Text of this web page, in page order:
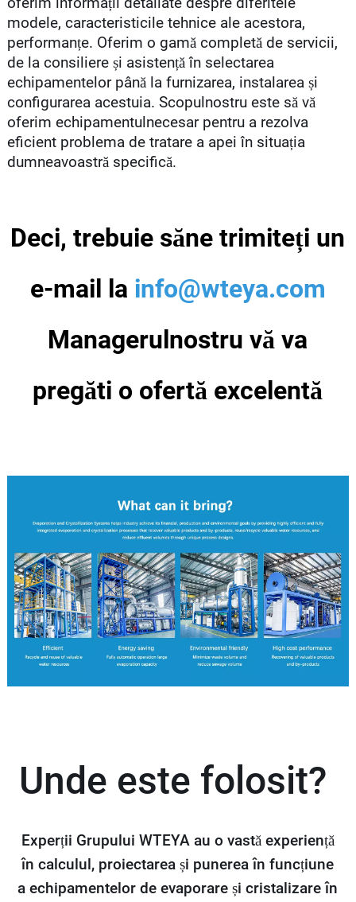
modele, caracteristicile tehnice ale acestora,
performanțe. Oferim o gamă completă de servicii,
de la consiliere și asistență în selectarea
echipamentelor până la furnizarea, instalarea și
configurarea acestuia. Scopulnostru este să vă
oferim echipamentulnecesar pentru a rezolva
eficient problema de tratare a apei în situația
dumneavoastră specifică.
Deci, trebuie săne trimiteți un
e-mail la info@wteya.com
Managerulnostru vă va
pregăti o ofertă excelentă
Unde este folosit?
Experții Grupului WTEYA au o vastă experiență
în calculul, proiectarea și punerea în funcțiune
a echipamentelor de evaporare și cristalizare în